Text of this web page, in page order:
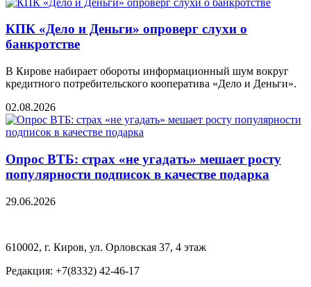
КПК «Дело и Деньги» опроверг слухи о
банкротстве
В Кирове набирает обороты информационный шум вокруг
кредитного потребительского кооператива «Дело и Деньги».
02.08.2026
Опрос ВТБ: страх «не угадать» мешает росту
популярности подписок в качестве подарка
29.06.2026
610002, г. Киров, ул. Орловская 37, 4 этаж
Редакция: +7(8332) 42-46-17